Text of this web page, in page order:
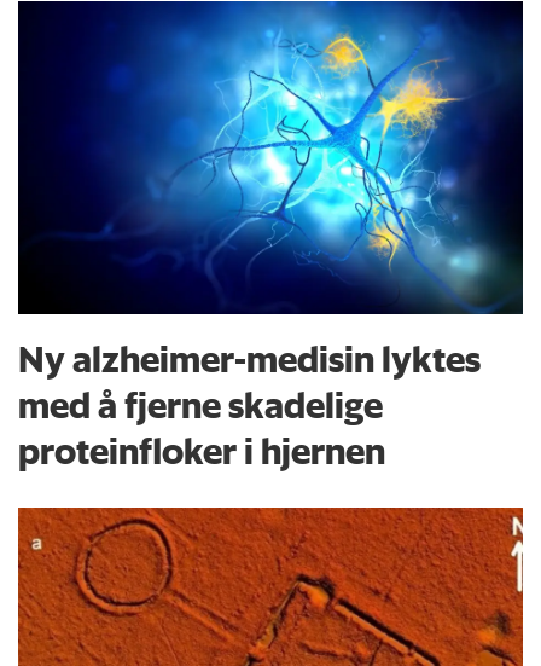
Ny alzheimer-medisin lyktes
med å fjerne skadelige
proteinfloker i hjernen